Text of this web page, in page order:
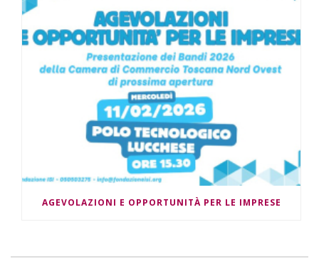
AGEVOLAZIONI E OPPORTUNITÀ PER LE IMPRESE